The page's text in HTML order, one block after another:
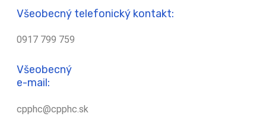
Všeobecný telefonický kontakt:
0917 799 759
Všeobecný
e-mail:
cpphc@cpphc.sk